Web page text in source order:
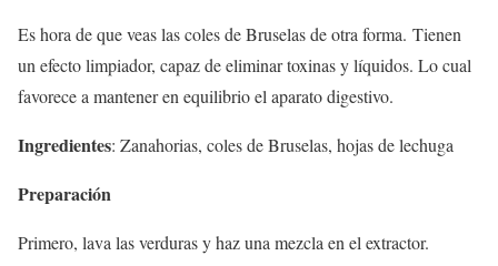
Es hora de que veas las coles de Bruselas de otra forma. Tienen
un efecto limpiador, capaz de eliminar toxinas y líquidos. Lo cual
favorece a mantener en equilibrio el aparato digestivo.
Ingredientes: Zanahorias, coles de Bruselas, hojas de lechuga
Preparación
Primero, lava las verduras y haz una mezcla en el extractor.